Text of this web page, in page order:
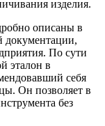
изделия.
описаны в
документации,
По сути
эталон в
себя
Он позволяет в
без